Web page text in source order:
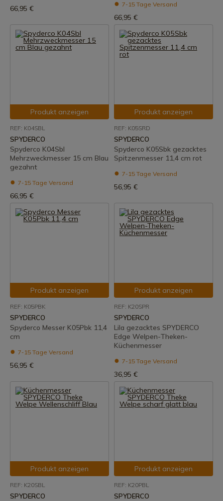
66,95 € 7-15 Tage Versand
66,95 €
Produkt anzeigen
REF: K04SBL
SPYDERCO
Spyderco K04Sbl
Mehrzweckmesser 15 cm Blau
gezahnt
7-15 Tage Versand
66,95 €
Produkt anzeigen
REF: K05SRD
SPYDERCO
Spyderco K05Sbk gezacktes
Spitzenmesser 11,4 cm rot
7-15 Tage Versand
56,95 €
Produkt anzeigen
REF: K05PBK
SPYDERCO
Spyderco Messer K05Pbk 11,4
cm
7-15 Tage Versand
56,95 €
Produkt anzeigen
REF: K20SPR
SPYDERCO
Lila gezacktes SPYDERCO
Edge Welpen-Theken-
Küchenmesser
7-15 Tage Versand
36,95 €
Produkt anzeigen
REF: K20SBL
SPYDERCO
Produkt anzeigen
REF: K20PBL
SPYDERCO